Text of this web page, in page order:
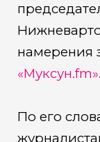
намерения
«Муксун.fm».
По его